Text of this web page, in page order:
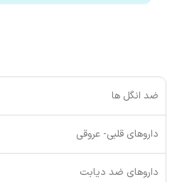
ضد انگل ها
داروهای قلبی- عروقی
داروهای ضد دیابت